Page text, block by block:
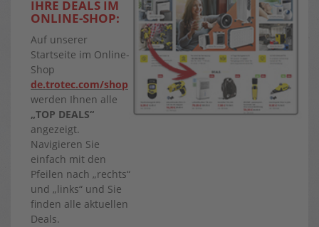
IHRE DEALS IM
ONLINE-SHOP:
Auf unserer
Startseite im Online-
Shop
de.trotec.com/shop
werden Ihnen alle
„TOP DEALS“
angezeigt.
Navigieren Sie
einfach mit den
Pfeilen nach „rechts“
und „links“ und Sie
finden alle aktuellen
Deals.